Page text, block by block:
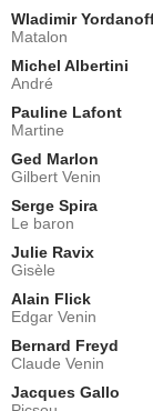
Wladimir
Matalon
Michel Albertini
André
Pauline Lafont
Martine
Ged Marlon
Gilbert Venin
Serge Spira
Le baron
Julie Ravix
Gisèle
Alain Flick
Edgar Venin
Bernard Freyd
Claude Venin
Jacques Gallo